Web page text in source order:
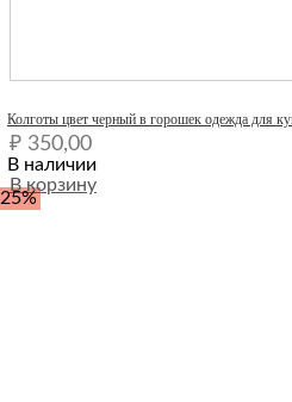
Колготы цвет черный в горошек одежда для
₽ 350,00
В наличии
В корзину